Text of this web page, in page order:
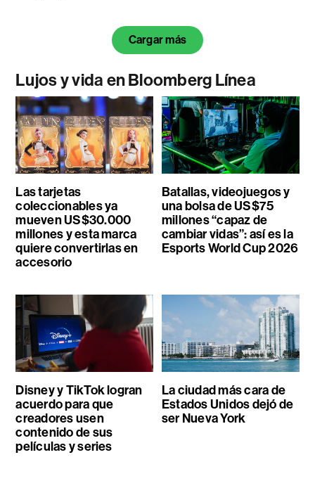
Cargar más
Lujos y vida en Bloomberg Línea
Las tarjetas
coleccionables ya
mueven US$30.000
millones y esta marca
quiere convertirlas en
accesorio
Batallas, videojuegos y
una bolsa de US$75
millones “capaz de
cambiar vidas”: así es la
Esports World Cup 2026
Disney y TikTok logran
acuerdo para que
creadores usen
contenido de sus
películas y series
La ciudad más cara de
Estados Unidos dejó de
ser Nueva York